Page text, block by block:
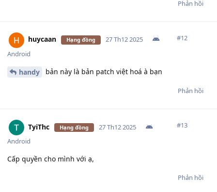
Phản hồi
huycaan Hạng đồng 27 Th12 2025 #12
Android
handy bản này là bản patch việt hoá à bạn
Phản hồi
TyiThc Hạng đồng 27 Th12 2025 #13
Android
Cấp quyền cho mình với ạ,
Phản hồi